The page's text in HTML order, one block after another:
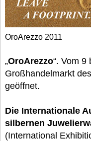
OroArezzo 2011
„OroArezzo“. Vom 9
Großhandelmarkt
geöffnet.
Die Internationale
silbernen
(International